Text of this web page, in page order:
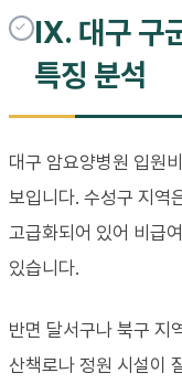
IX. 대구 구
특징 분석
대구 암요양병원 입원
보입니다. 수성구 지역
고급화되어 있어 비급
있습니다.
반면 달서구나 북구 지
산책로나 정원 시설이